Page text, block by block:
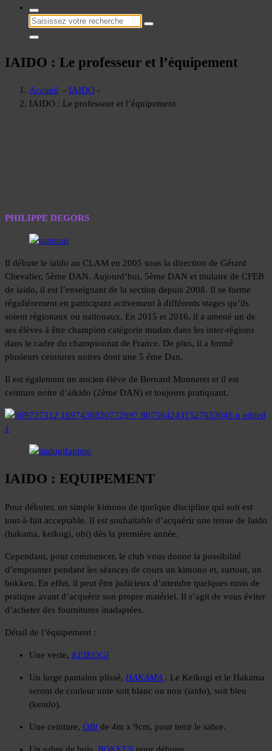
Recherche
pour :
IAIDO : Le professeur et l’équipement
Accueil - IAIDO -
IAIDO : Le professeur et l’équipement
PHILIPPE DEGORS
Il débute le iaïdo au CLAM en 2005 sous la direction de Gérard
Chevalier, 5ème DAN. Aujourd’hui, 5ème DAN et titulaire de CFEB
de iaido, il est l’enseignant de la section depuis 2008. Il se forme
régulièrement en participant activement à différents stages qu’ils
soient régionaux ou nationaux. En 2015 et 2016, il a amené un de
ses élèves à être champion catégorie mudan dans les inter-régions
dans le cadre du championnat de France. De plus, il a formé
plusieurs ceintures noires dont une 5 éme Dan.
Il est également un ancien élève de Bernard Monneret et il est
ceinture noire d’aïkido (2ème DAN) et toujours pratiquant.
IAIDO : EQUIPEMENT
Pour débuter, un simple kimono de quelque discipline qui soit est
tout-à-fait acceptable. Il est souhaitable d’acquérir une tenue de Iaido
(hakama, keikogi, obi) dès la première année.
Cependant, pour commencer, le club vous donne la possibilité
d’emprunter pendant les séances de cours un kimono et, surtout, un
bokken. En effet, il peut être judicieux d’attendre quelques mois de
pratique avant d’acquérir son propre matériel. Il s’agit de vous éviter
d’acheter des fournitures inadaptées.
Détail de l’équipement :
Une veste, KEIKOGI
Un large pantalon plissé, HAKAMA . Le Keikogi et le Hakama
seront de couleur unie soit blanc ou noir (iaido), soit bleu
(kendo).
Une ceinture, OBIde 4m x 9cm, pour tenir le sabre.